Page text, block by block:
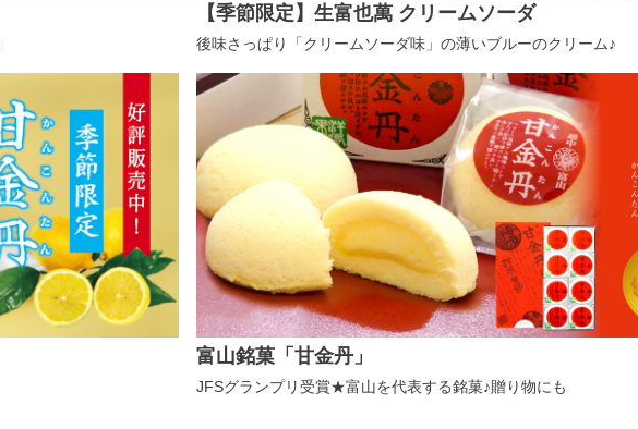
【季節限定】生富也萬 クリームソーダ
後味さっぱり「クリームソーダ味」の薄いブルーのクリーム♪
富山銘菓「甘金丹」
JFSグランプリ受賞★富山を代表する銘菓♪贈り物にも